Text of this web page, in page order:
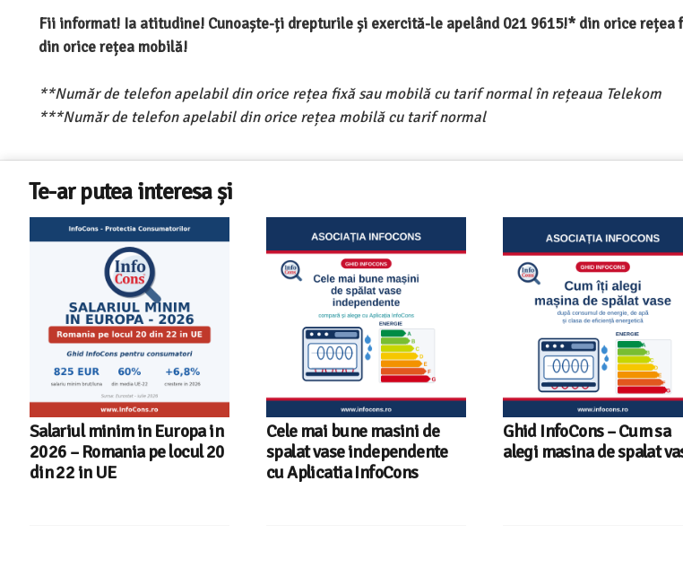
Fii informat! Ia atitudine! Cunoaște-ți drepturile și exercită-le apelând 021 9615!* din orice rețea
din orice rețea mobilă!
**Număr de telefon apelabil din orice rețea fixă sau mobilă cu tarif normal în rețeaua Telekom
***Număr de telefon apelabil din orice rețea mobilă cu tarif normal
Te-ar putea interesa și
Cele mai bune masini de
spalat vase independente
cu Aplicatia InfoCons
Ghid InfoCons – Cum sa
alegi masina de spalat vase
Sunetul la televizor- 8
sfaturi utile ca să auzi